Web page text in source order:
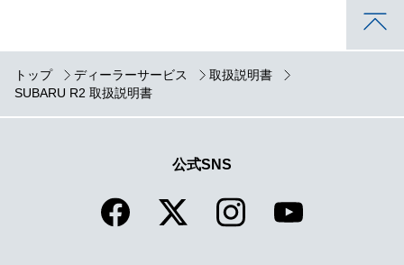
トップ ディーラーサービス
取扱説明書
SUBARU R2 取扱説明書
公式SNS